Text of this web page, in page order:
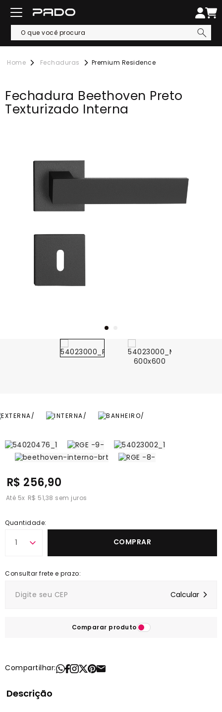
Fechaduras Premium Residence
Fechadura Beethoven Preto
Texturizado Interna
R$ 256,90
5x R$ 51,38
Quantidade:
1 COMPRAR
Comparar produto
Compartilhar:
Descrição